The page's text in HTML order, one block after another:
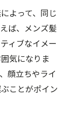
げ選び方
ョンが決め
める方法
ョン刈り上
よって、同じ
ば、メンズ髪
ィブなイメー
気になりま
顔立ちやライ
ことがポイン